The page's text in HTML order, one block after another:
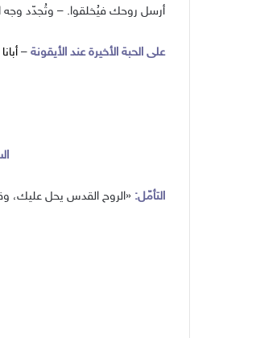
أرسل روحك فيُخلقوا. – وتُجدّد وجه
على الحبة الأخيرة عند الأيقونة –
التأمّل: «الروح القدس يحل عليك،